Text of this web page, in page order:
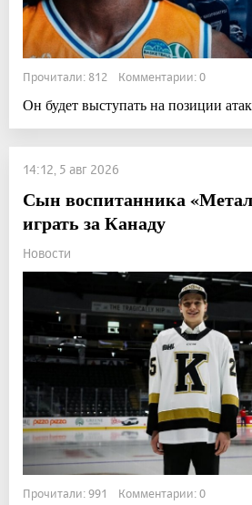
Прочитали: 812 Комментарии: 0
Он будет выступать на позиции
14:12, 5 авг 2026
Сын воспитанника
играть за Канаду
Новости
Прочитали: 991 Комментарии: 0